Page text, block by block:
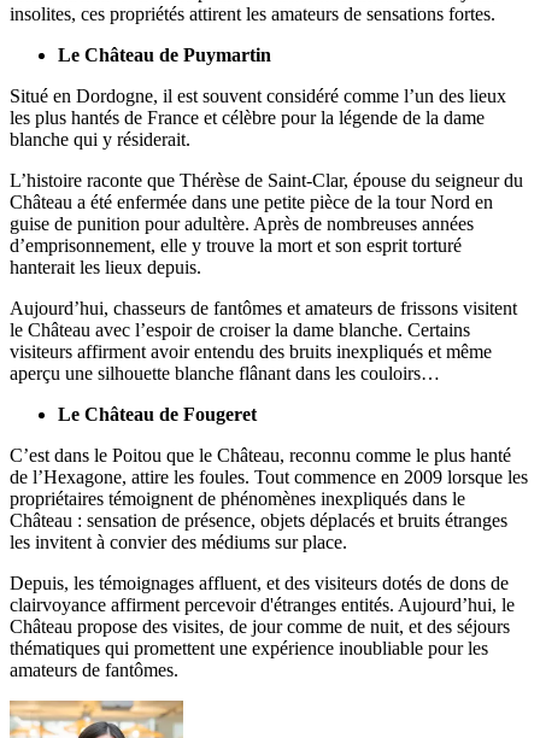
insolites, ces propriétés attirent les amateurs de sensations fortes.
Le Château de Puymartin
Situé en Dordogne, il est souvent considéré comme l’un des lieux
les plus hantés de France et célèbre pour la légende de la dame
blanche qui y résiderait.
L’histoire raconte que Thérèse de Saint-Clar, épouse du seigneur du
Château a été enfermée dans une petite pièce de la tour Nord en
guise de punition pour adultère. Après de nombreuses années
d’emprisonnement, elle y trouve la mort et son esprit torturé
hanterait les lieux depuis.
Aujourd’hui, chasseurs de fantômes et amateurs de frissons visitent
le Château avec l’espoir de croiser la dame blanche. Certains
visiteurs affirment avoir entendu des bruits inexpliqués et même
aperçu une silhouette blanche flânant dans les couloirs…
Le Château de Fougeret
C’est dans le Poitou que le Château, reconnu comme le plus hanté
de l’Hexagone, attire les foules. Tout commence en 2009 lorsque les
propriétaires témoignent de phénomènes inexpliqués dans le
Château : sensation de présence, objets déplacés et bruits étranges
les invitent à convier des médiums sur place.
Depuis, les témoignages affluent, et des visiteurs dotés de dons de
clairvoyance affirment percevoir d'étranges entités. Aujourd’hui, le
Château propose des visites, de jour comme de nuit, et des séjours
thématiques qui promettent une expérience inoubliable pour les
amateurs de fantômes.